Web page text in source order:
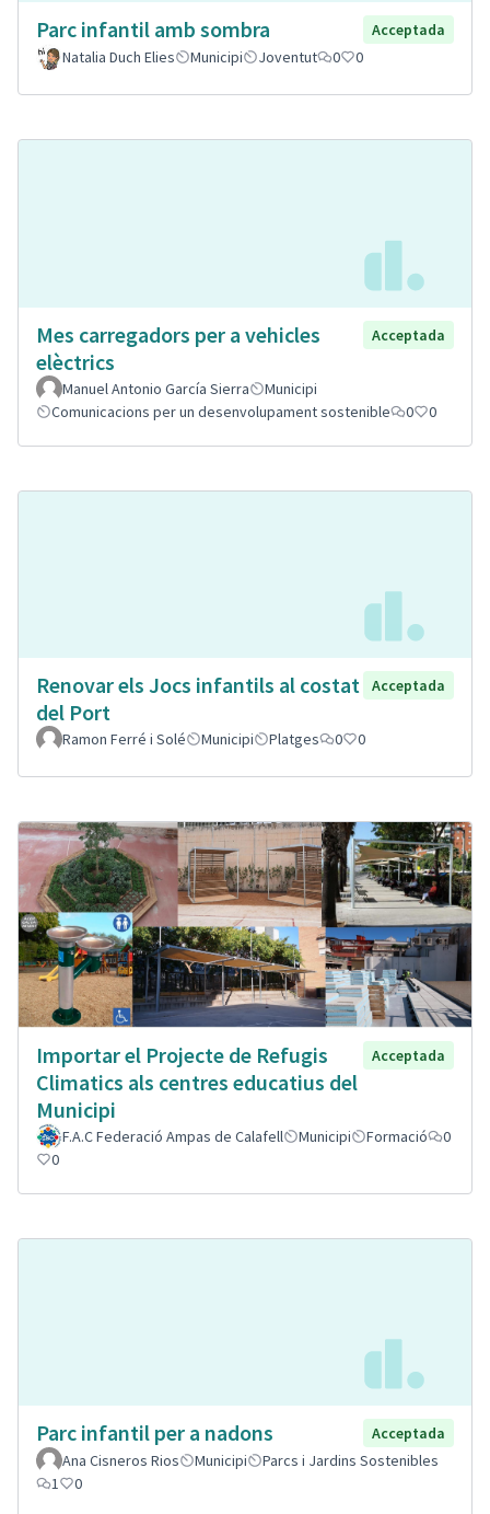
Parc infantil amb sombra
Acceptada
Natalia Duch Elies
Municipi Joventut 0 0
Mes carregadors per a vehicles
elèctrics
Acceptada
Manuel Antonio García Sierra
Municipi
Comunicacions per un desenvolupament sostenible
0 0
Renovar els Jocs infantils al costat
del Port
Acceptada
Ramon Ferré i Solé Municipi Platges 0 0
Importar el Projecte de Refugis
Climatics als centres educatius del
Municipi
Acceptada
F.A.C Federació Ampas de Calafell Municipi Formació
0
0
Parc infantil per a nadons
Acceptada
Ana Cisneros Rios
Municipi
Parcs i Jardins Sostenibles
1
0